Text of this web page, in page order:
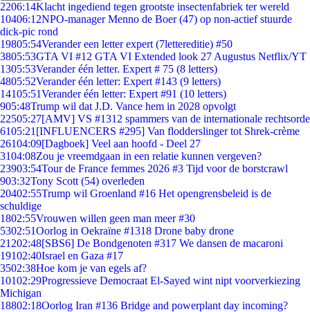
2206:14Klacht ingediend tegen grootste insectenfabriek ter wereld
10406:12NPO-manager Menno de Boer (47) op non-actief stuurde
dick-pic rond
19805:54Verander een letter expert (7lettereditie) #50
3805:53GTA VI #12 GTA VI Extended look 27 Augustus Netflix/YT
1305:53Verander één letter. Expert # 75 (8 letters)
4805:52Verander één letter: Expert #143 (9 letters)
14105:51Verander één letter: Expert #91 (10 letters)
905:48Trump wil dat J.D. Vance hem in 2028 opvolgt
22505:27[AMV] VS #1312 spammers van de internationale rechtsorde
6105:21 [INFLUENCERS #295] Van flodderslinger tot Shrek-crème
26104:09[Dagboek] Veel aan hoofd - Deel 27
3104:08Zou je vreemdgaan in een relatie kunnen vergeven?
23903:54Tour de France femmes 2026 #3 Tijd voor de borstcrawl
903:32Tony Scott (54) overleden
20402:55Trump wil Groenland #16 Het opengrensbeleid is de
schuldige
1802:55Vrouwen willen geen man meer #30
5302:51Oorlog in Oekraïne #1318 Drone baby drone
21202:48[SBS6] De Bondgenoten #317 We dansen de macaroni
19102:40Israel en Gaza #17
3502:38Hoe kom je van egels af?
10102:29Progressieve Democraat El-Sayed wint nipt voorverkiezing
Michigan
18802:18Oorlog Iran #136 Bridge and powerplant day incoming?